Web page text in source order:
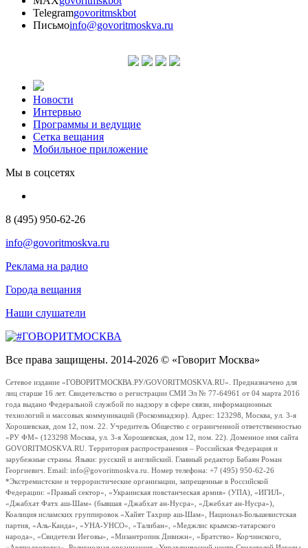
Telegramgovoritmskbot
Письмоinfo@govoritmoskva.ru
Новости
Интервью
Программы и ведущие
Сетка вещания
Мобильное приложение
Мы в соцсетях
8 (495) 950-62-26
info@govoritmoskva.ru
Реклама на радио
Города вещания
Наши слушатели
Все права защищены. 2014-2026 © «Говорит Москва»
Сетевое издание «ГОВОРИТМОСКВА.РУ/GOVORITMOSKVA.RU». Предназначено для
лиц старше 16 лет. Свидетельство о регистрации СМИ Эл № 77-64961 от 04 марта 2016
года выдано Федеральной службой по надзору в сфере связи, информационных
технологий и массовых коммуникаций (Роскомнадзор). Адрес: 123298, Москва, ул. 3-я
Хорошевская, дом 12, пом. 22. Учредитель Общество с ограниченной ответственностью
«РУ ФМ» (123298 Москва, ул. 3-я Хорошевская, дом 12, пом. 22). Доменное имя сайта
GOVORITMOSKVA.RU. Территория распространения – Российская Федерация и
зарубежные страны. Языки: русский и английский. Главный редактор Бабаян Роман
Георгиевич. Email: info@govoritmoskva.ru. Номер телефона: +7 (495) 950-62-26
*Экстремистские и террористические организации, запрещенные в Российской
Федерации: «Правый сектор», «Украинская повстанческая армия» (УПА), «ИГИЛ»,
«Джабхат Фатх аш-Шам» (бывшая «Джабхат ан-Нусра», «Джебхат ан-Нусра»),
Коалиция исламских группировок «Хайят Тахрир аш-Шам», Национал-Большевистская
партия, «Аль-Каида», «УНА-УНСО», «Талибан», «Меджлис крымско-татарского
народа», «Свидетели Иеговы», «Мизантропик Дивижн», «Братство» Корчинского,